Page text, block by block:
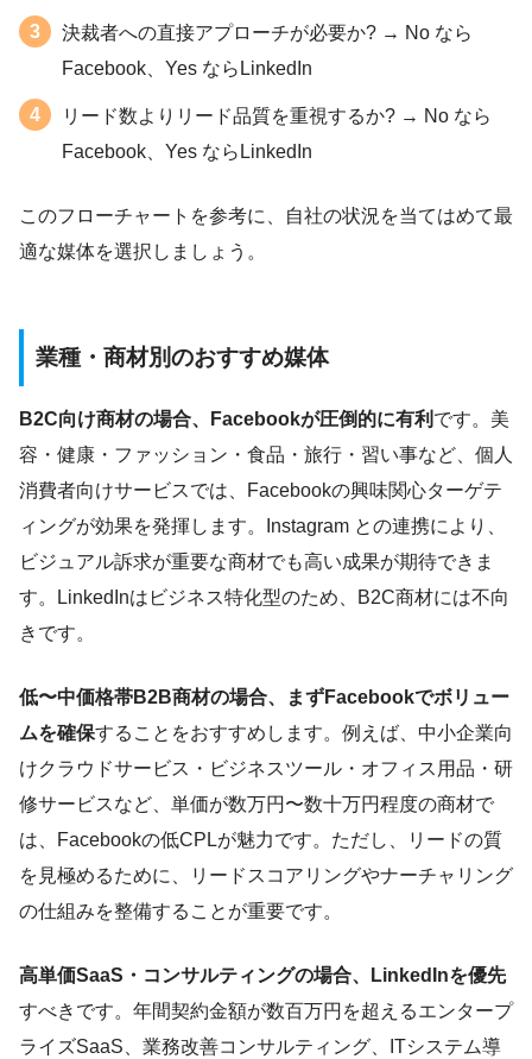
決裁者への直接アプローチが必要か? → No なら
Facebook、Yes ならLinkedIn
リード数よりリード品質を重視するか? → No なら
Facebook、Yes ならLinkedIn
このフローチャートを参考に、自社の状況を当てはめて最
適な媒体を選択しましょう。
業種・商材別のおすすめ媒体
B2C向け商材の場合、Facebookが圧倒的に有利 です。美
容・健康・ファッション・食品・旅行・習い事など、個人
消費者向けサービスでは、Facebookの興味関心ターゲテ
ィングが効果を発揮します。Instagram との連携により、
ビジュアル訴求が重要な商材でも高い成果が期待できま
す。LinkedInはビジネス特化型のため、B2C商材には不向
きです。
低〜中価格帯B2B商材の場合、まずFacebookでボリュー
ムを確保することをおすすめします。例えば、中小企業向
けクラウドサービス・ビジネスツール・オフィス用品・研
修サービスなど、単価が数万円〜数十万円程度の商材で
は、Facebookの低CPLが魅力です。ただし、リードの質
を見極めるために、リードスコアリングやナーチャリング
の仕組みを整備することが重要です。
高単価SaaS・コンサルティングの場合、LinkedInを優先
すべきです。年間契約金額が数百万円を超えるエンタープ
ライズSaaS、業務改善コンサルティング、ITシステム導